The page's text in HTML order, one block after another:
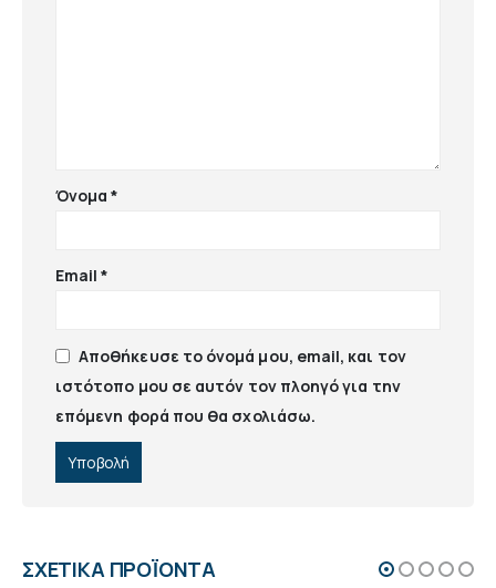
Όνομα*
Email*
Αποθήκευσε το όνομά μου, email, και τον
ιστότοπο μου σε αυτόν τον πλοηγό για την
επόμενη φορά που θα σχολιάσω.
ΣΧΕΤΙΚΆ ΠΡΟΪΌΝΤΑ